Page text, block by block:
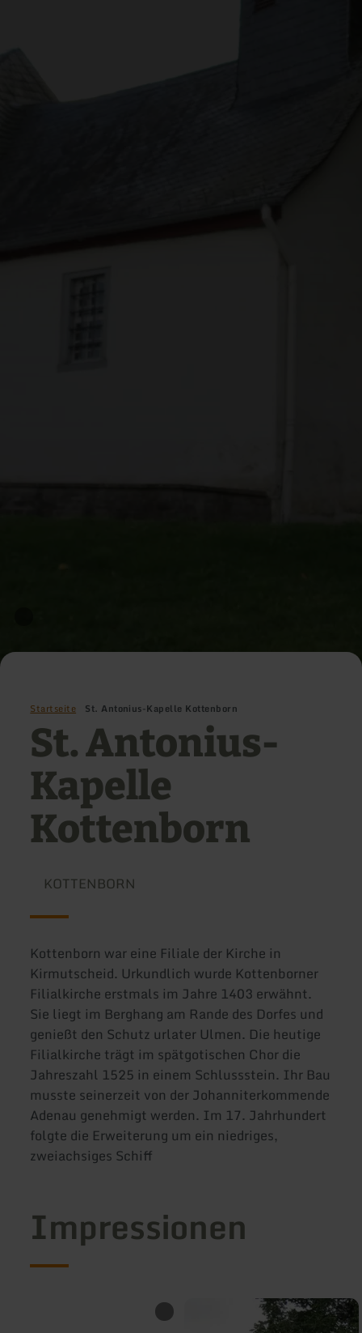
Startseite St. Antonius-Kapelle Kottenborn
St. Antonius-
Kapelle
Kottenborn
KOTTENBORN
Kottenborn war eine Filiale der Kirche in
Kirmutscheid. Urkundlich wurde Kottenborner
Filialkirche erstmals im Jahre 1403 erwähnt.
Sie liegt im Berghang am Rande des Dorfes und
genießt den Schutz urlater Ulmen. Die heutige
Filialkirche trägt im spätgotischen Chor die
Jahreszahl 1525 in einem Schlussstein. Ihr Bau
musste seinerzeit von der Johanniterkommende
Adenau genehmigt werden. Im 17. Jahrhundert
folgte die Erweiterung um ein niedriges,
zweiachsiges Schiff
Impressionen